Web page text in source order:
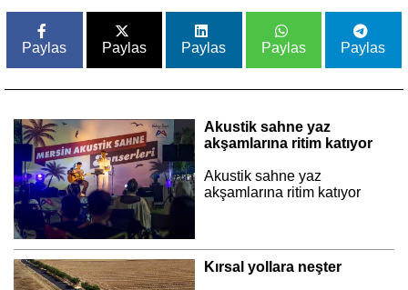
Paylas Paylas Paylas Paylas Paylas
Akustik sahne yaz
akşamlarına ritim katıyor
Akustik sahne yaz
akşamlarına ritim katıyor
Kırsal yollara neşter